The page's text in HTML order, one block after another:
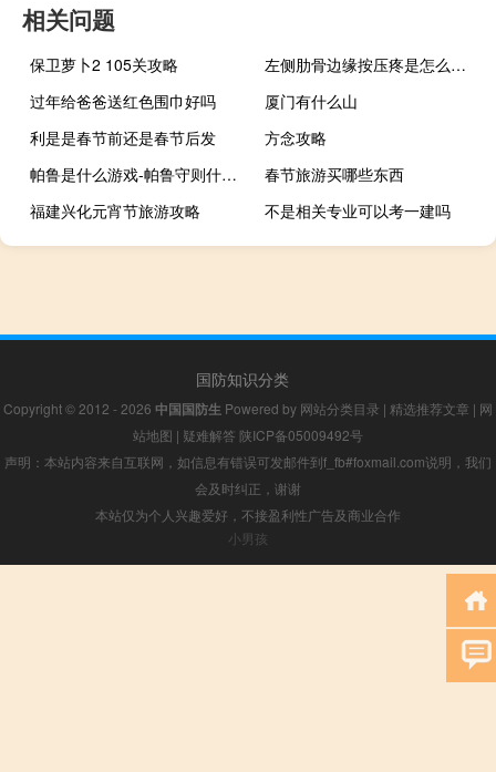
相关问题
保卫萝卜2 105关攻略
左侧肋骨边缘按压疼是怎么回事（右侧肋骨边缘按压疼痛是怎么了）
过年给爸爸送红色围巾好吗
厦门有什么山
利是是春节前还是春节后发
方念攻略
帕鲁是什么游戏-帕鲁守则什么梗-「鲸吼社区」
春节旅游买哪些东西
福建兴化元宵节旅游攻略
不是相关专业可以考一建吗
国防知识分类
Copyright © 2012 - 2026 中国国防生 Powered by 网站分类目录 | 精选推荐文章 | 网
站地图 | 疑难解答 陕ICP备05009492号
声明：本站内容来自互联网，如信息有错误可发邮件到f_fb#foxmail.com说明，我们
会及时纠正，谢谢
本站仅为个人兴趣爱好，不接盈利性广告及商业合作
小男孩